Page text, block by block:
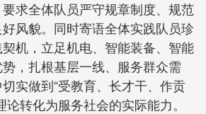
求全体队员严守规章制度、规范
风貌。同时寄语全体实践队员珍
机，立足机电、智能装备、智能
，扎根基层一线、服务群众需
实做到“受教育、长才干、作贡
转化为服务社会的实际能力。